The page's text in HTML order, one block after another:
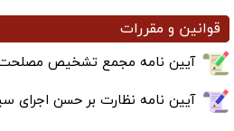
قوانین و مقررات
آیین نامه مجمع تشخیص
آیین نامه نظارت بر حسن اجرای